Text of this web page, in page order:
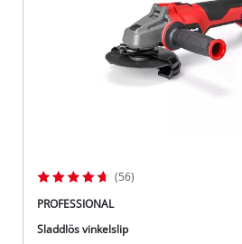
(56)
PROFESSIONAL
Sladdlös vinkelslip